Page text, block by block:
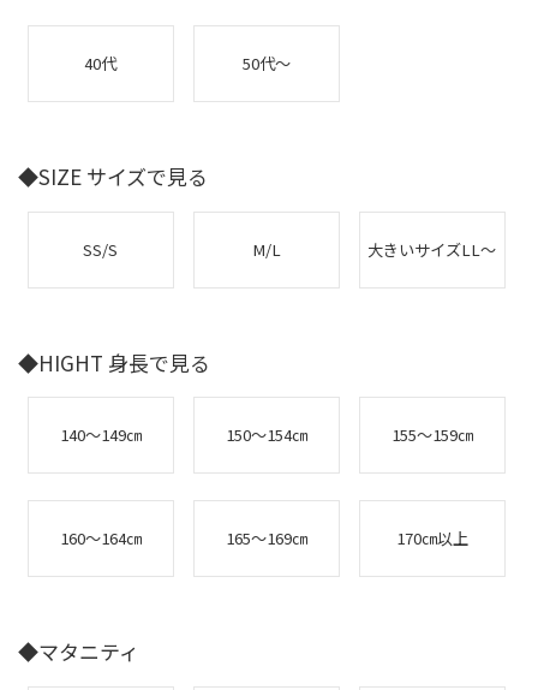
40代 50代～
◆SIZE サイズで見る
SS/S M/L 大きいサイズLL～
◆HIGHT 身長で見る
140～149㎝ 150～154㎝ 155～159㎝
160～164㎝ 165～169㎝ 170㎝以上
◆マタニティ